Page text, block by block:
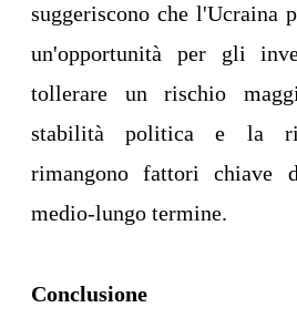
suggeriscono che l'Ucraina
un'opportunità per gli
tollerare un rischio
stabilità politica e la
rimangono fattori chiave
medio-lungo termine.
Conclusione